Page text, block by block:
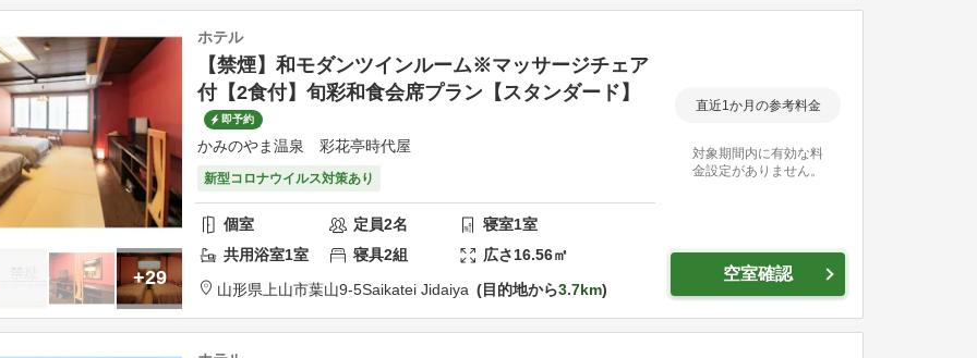
+29
ホテル
【禁煙】和モダンツインルーム※マッサージチェア
付【2食付】旬彩和食会席プラン【スタンダード】
即予約
かみのやま温泉 彩花亭時代屋
新型コロナウイルス対策あり
個室 定員2名 寝室1室
共用浴室1室 寝具2組 広さ16.56㎡
山形県 上山市葉山9-5Saikatei Jidaiya 目的地から3.7km
直近1か月の参考料金
対象期間内に有効な料
金設定がありません。
空室確認